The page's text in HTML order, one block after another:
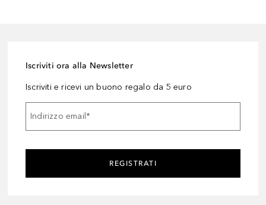
Iscriviti ora alla Newsletter
Iscriviti e ricevi un buono regalo da 5 euro
Indirizzo email*
REGISTRATI